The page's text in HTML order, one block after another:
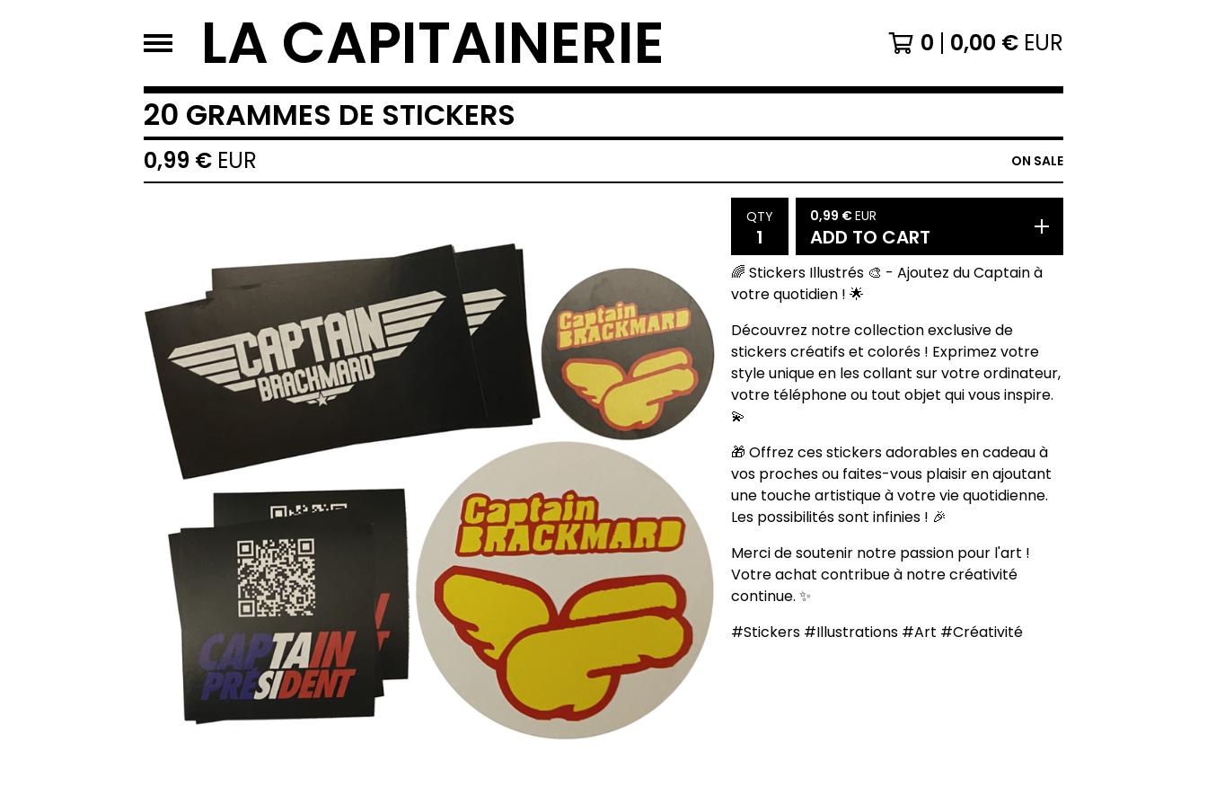
LA CAPITAINERIE 0 0,00 € EUR
20 GRAMMES DE STICKERS
0,99 € EUR ON SALE
QTY 0,99 €EUR
ADD TO CART
🌈 Stickers Illustrés 🎨 - Ajoutez du Captain à
votre quotidien ! 🌟
Découvrez notre collection exclusive de
stickers créatifs et colorés ! Exprimez votre
style unique en les collant sur votre ordinateur,
votre téléphone ou tout objet qui vous inspire.
💫
🎁 Offrez ces stickers adorables en cadeau à
vos proches ou faites-vous plaisir en ajoutant
une touche artistique à votre vie quotidienne.
Les possibilités sont infinies ! 🎉
Merci de soutenir notre passion pour l'art !
Votre achat contribue à notre créativité
continue. ✨
#Stickers #Illustrations #Art #Créativité